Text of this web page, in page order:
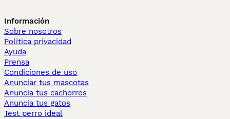
Información
Sobre nosotros
Politica privacidad
Ayuda
Prensa
Condiciones de uso
Anunciar tus mascotas
Anuncia tus cachorros
Anuncia tus gatos
Test perro ideal